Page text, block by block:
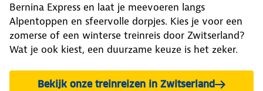
Bernina Express en laat je meevoeren langs
Alpentoppen en sfeervolle dorpjes. Kies je voor een
zomerse of een winterse treinreis door Zwitserland?
Wat je ook kiest, een duurzame keuze is het zeker.
Bekijk onze treinreizen in Zwitserland